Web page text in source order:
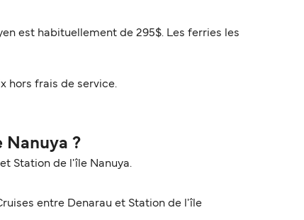
est habituellement de 295$. Les ferries les
hors frais de service.
Nanuya ?
Station de l'île Nanuya.
entre Denarau et Station de l'île